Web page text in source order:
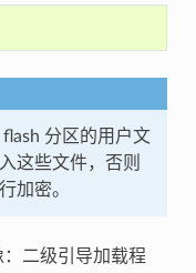
分区的用户文
这些文件，否则
加密。
二级引导加载程